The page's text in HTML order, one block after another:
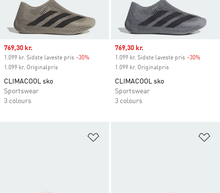
Sale price
769,30 kr.
1.099 kr. Sidste laveste pris -30%
1.099 kr. Originalpris
CLIMACOOL sko
Sportswear
3 colours
Sale price
769,30 kr.
1.099 kr. Sidste laveste pris -30%
1.099 kr. Originalpris
CLIMACOOL sko
Sportswear
3 colours